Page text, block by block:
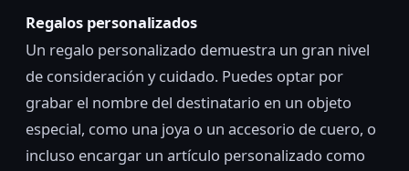
Regalos personalizados
Un regalo personalizado demuestra un gran nivel
de consideración y cuidado. Puedes optar por
grabar el nombre del destinatario en un objeto
especial, como una joya o un accesorio de cuero, o
incluso encargar un artículo personalizado como